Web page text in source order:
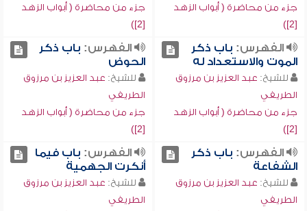
جزء من محاضرة ( أبواب الزهد
[2])
جزء من محاضرة ( أبواب الزهد
[2])
الفهرس: باب ذكر
الموت والاستعداد له
للشيخ: عبد العزيز بن مرزوق
الطريفي
جزء من محاضرة ( أبواب الزهد
[2])
الفهرس: باب ذكر
الحوض
للشيخ: عبد العزيز بن مرزوق
الطريفي
جزء من محاضرة ( أبواب الزهد
[2])
الفهرس: باب ذكر
الشفاعة
للشيخ: عبد العزيز بن مرزوق
الطريفي
الفهرس: باب فيما
أنكرت الجهمية
للشيخ: عبد العزيز بن مرزوق
الطريفي